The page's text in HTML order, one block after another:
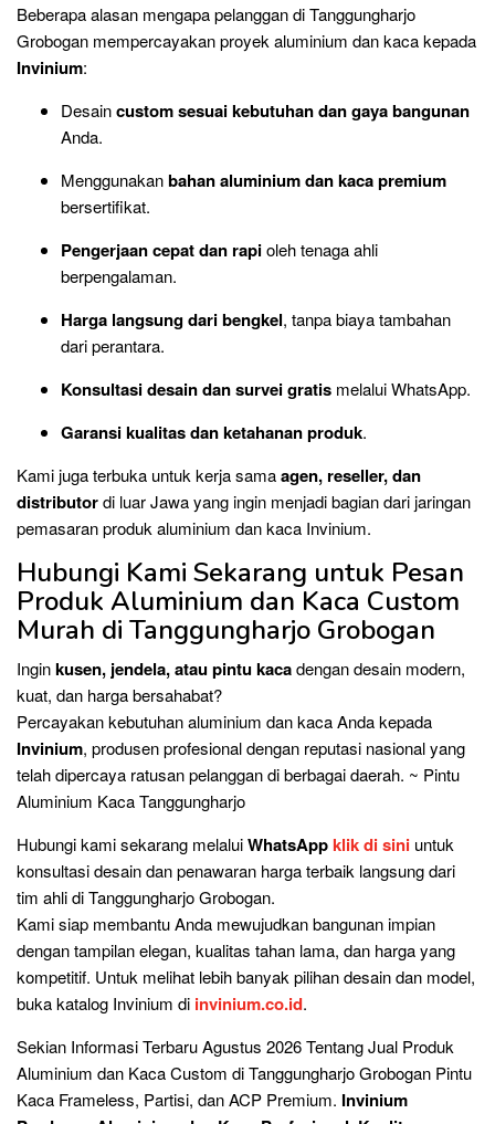
Beberapa alasan mengapa pelanggan di Tanggungharjo
Grobogan mempercayakan proyek aluminium dan kaca kepada
Invinium:
Desaincustom sesuai kebutuhan dan gaya bangunan
Anda.
Menggunakanbahan aluminium dan kaca premium
bersertifikat.
Pengerjaan cepat dan rapioleh tenaga ahli
berpengalaman.
Harga langsung dari bengkel, tanpa biaya tambahan
dari perantara.
Konsultasi desain dan survei gratis melalui WhatsApp.
Garansi kualitas dan ketahanan produk.
Kami juga terbuka untuk kerja samaagen, reseller, dan
distributordi luar Jawa yang ingin menjadi bagian dari jaringan
pemasaran produk aluminium dan kaca Invinium.
Hubungi Kami Sekarang untuk Pesan
Produk Aluminium dan Kaca Custom
Murah di Tanggungharjo Grobogan
Inginkusen, jendela, atau pintu kacadengan desain modern,
kuat, dan harga bersahabat?
Percayakan kebutuhan aluminium dan kaca Anda kepada
Invinium, produsen profesional dengan reputasi nasional yang
telah dipercaya ratusan pelanggan di berbagai daerah. ~ Pintu
Aluminium Kaca Tanggungharjo
Hubungi kami sekarang melaluiWhatsAppklik di sini untuk
konsultasi desain dan penawaran harga terbaik langsung dari
tim ahli di Tanggungharjo Grobogan.
Kami siap membantu Anda mewujudkan bangunan impian
dengan tampilan elegan, kualitas tahan lama, dan harga yang
kompetitif. Untuk melihat lebih banyak pilihan desain dan model,
buka katalog Invinium di invinium.co.id.
Sekian Informasi Terbaru Agustus 2026 Tentang Jual Produk
Aluminium dan Kaca Custom di Tanggungharjo Grobogan Pintu
Kaca Frameless, Partisi, dan ACP Premium. Invinium